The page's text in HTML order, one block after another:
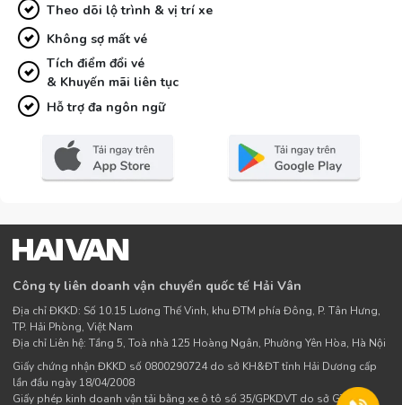
Theo dõi lộ trình & vị trí xe
Không sợ mất vé
Tích điểm đổi vé
& Khuyến mãi liên tục
Hỗ trợ đa ngôn ngữ
Công ty liên doanh vận chuyển quốc tế Hải Vân
Địa chỉ ĐKKD: Số 10.15 Lương Thế Vinh, khu ĐTM phía Đông, P. Tân Hưng,
TP. Hải Phòng, Việt Nam
Địa chỉ Liên hệ: Tầng 5, Toà nhà 125 Hoàng Ngân, Phường Yên Hòa, Hà Nội
Giấy chứng nhận ĐKKD số 0800290724 do sở KH&ĐT tỉnh Hải Dương cấp
lần đầu ngày 18/04/2008
Giấy phép kinh doanh vận tải bằng xe ô tô số 35/GPKDVT do sở GTVT Hà